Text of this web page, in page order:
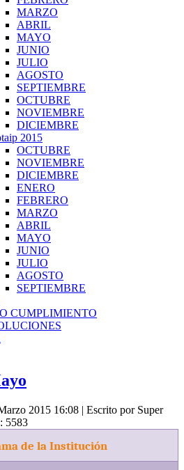
MARZO
ABRIL
MAYO
JUNIO
JULIO
AGOSTO
SEPTIEMBRE
OCTUBRE
NOVIEMBRE
DICIEMBRE
2015
OCTUBRE
NOVIEMBRE
DICIEMBRE
ENERO
FEBRERO
MARZO
ABRIL
MAYO
JUNIO
JULIO
AGOSTO
SEPTIEMBRE
CUMPLIMIENTO
2015 16:08 | Escrito por Super
5583
de la Institución